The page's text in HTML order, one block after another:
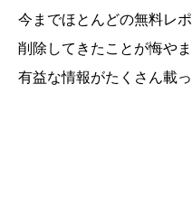
今までほとんどの無料レ
削除してきたことが悔や
有益な情報がたくさん載